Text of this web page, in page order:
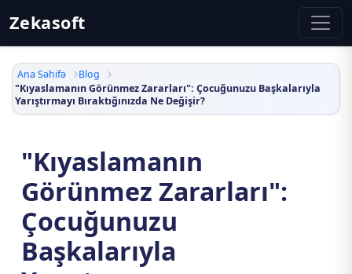
Zekasoft
Ana Səhifə
Blog
"Kıyaslamanın Görünmez Zararları": Çocuğunuzu Başkalarıyla
Yarıştırmayı Bıraktığınızda Ne Değişir?
"Kıyaslamanın
Görünmez Zararları":
Çocuğunuzu
Başkalarıyla